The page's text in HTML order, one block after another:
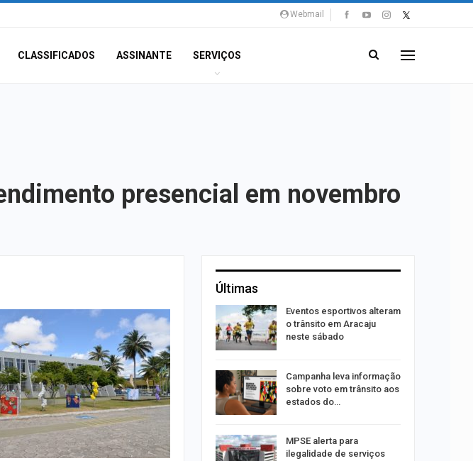
Webmail
CLASSIFICADOS ASSINANTE SERVIÇOS
presencial em novembro
Últimas
Homem Aranha: Um Novo
Mulher é agredida e
companheiro é preso por
violência doméstica
Fim de semana dos pais
tem programação
Eventos esportivos alteram
o trânsito em Aracaju
neste sábado
Campanha leva informação
sobre voto em trânsito aos
estados do…
MPSE alerta para
ilegalidade de serviços